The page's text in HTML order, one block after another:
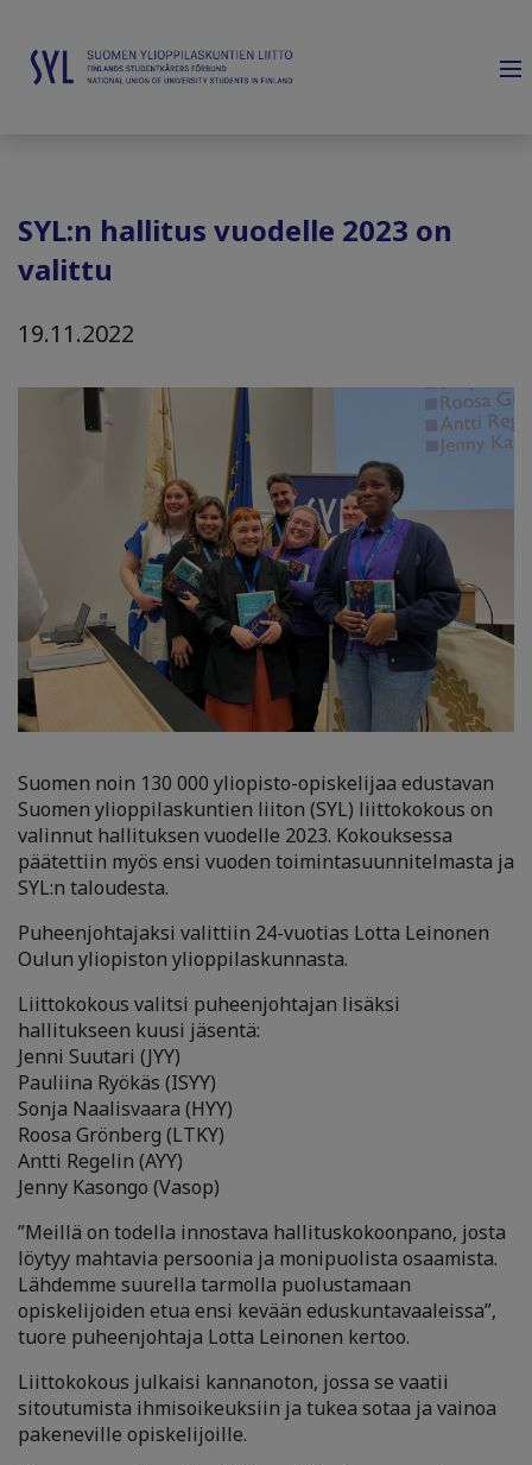
SYL:n hallitus vuodelle 2023 on
valittu
19.11.2022
Suomen noin 130 000 yliopisto-opiskelijaa edustavan
Suomen ylioppilaskuntien liiton (SYL) liittokokous on
valinnut hallituksen vuodelle 2023. Kokouksessa
päätettiin myös ensi vuoden toimintasuunnitelmasta ja
SYL:n taloudesta.
Puheenjohtajaksi valittiin 24-vuotias Lotta Leinonen
Oulun yliopiston ylioppilaskunnasta.
Liittokokous valitsi puheenjohtajan lisäksi
hallitukseen kuusi jäsentä:
Jenni Suutari (JYY)
Pauliina Ryökäs (ISYY)
Sonja Naalisvaara (HYY)
Roosa Grönberg (LTKY)
Antti Regelin (AYY)
Jenny Kasongo (Vasop)
”Meillä on todella innostava hallituskokoonpano, josta
löytyy mahtavia persoonia ja monipuolista osaamista.
Lähdemme suurella tarmolla puolustamaan
opiskelijoiden etua ensi kevään eduskuntavaaleissa”,
tuore puheenjohtaja Lotta Leinonen kertoo.
Liittokokous julkaisi kannanoton, jossa se vaatii
sitoutumista ihmisoikeuksiin ja tukea sotaa ja vainoa
pakeneville opiskelijoille.